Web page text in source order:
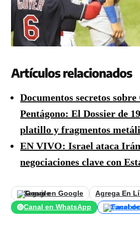
Artículos relacionados
Documentos secretos
Pentágono: El Dossier de
platillo y fragmentos
EN VIVO: Israel ataca
negociaciones clave con
Seguir en Google
Agrega En
Canal en WhatsApp
Canal